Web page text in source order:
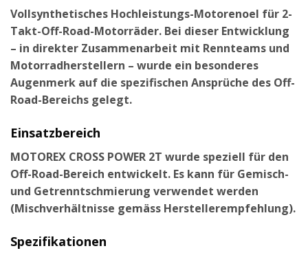
Vollsynthetisches Hochleistungs-Motorenoel für 2-
Takt-Off-Road-Motorräder. Bei dieser Entwicklung
– in direkter Zusammenarbeit mit Rennteams und
Motorradherstellern – wurde ein besonderes
Augenmerk auf die spezifischen Ansprüche des Off-
Road-Bereichs gelegt.
Einsatzbereich
MOTOREX CROSS POWER 2T wurde speziell für den
Off-Road-Bereich entwickelt. Es kann für Gemisch-
und Getrenntschmierung verwendet werden
(Mischverhältnisse gemäss Herstellerempfehlung).
Spezifikationen